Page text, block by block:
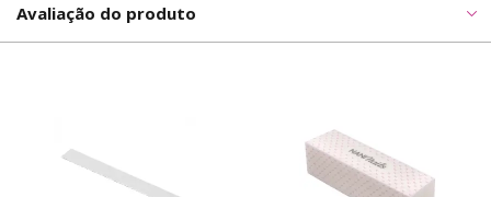
Avaliação do produto